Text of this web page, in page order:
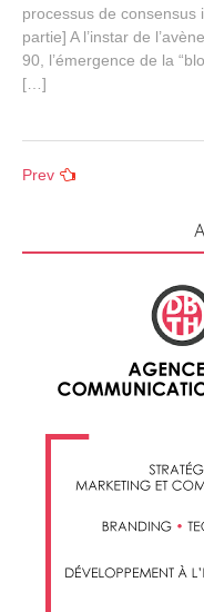
2
8
2
processus de
partie] A l’instar de
90, l’émergence de la
[…]
Posts
Prev